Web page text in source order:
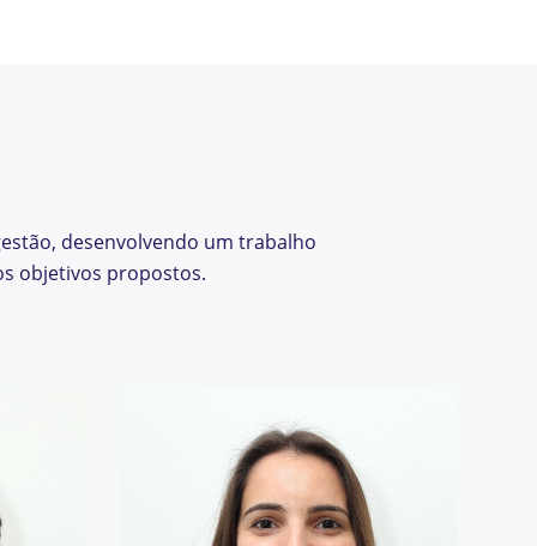
desenvolvendo um trabalho
objetivos propostos.